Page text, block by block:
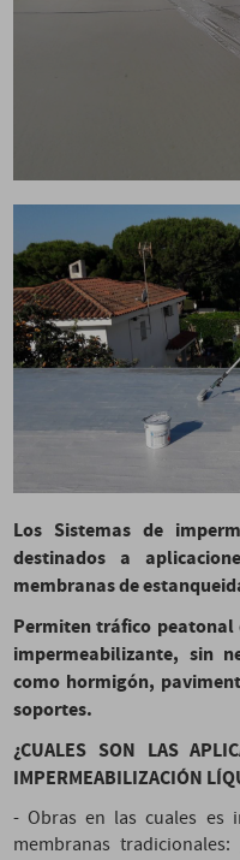
Los Sistemas de
destinados a
membranas de
Permiten tráfico
impermeabilizante, sin
como hormigón,
soportes.
¿CUALES SON LAS
IMPERMEABILIZACIÓN
- Obras en las cuales es
membranas